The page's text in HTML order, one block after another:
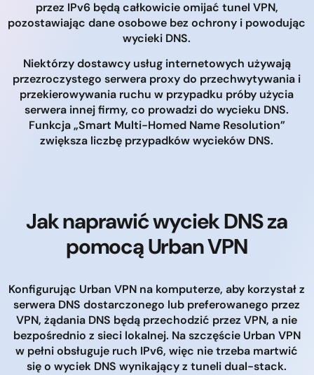
przez IPv6 będą całkowicie omijać tunel VPN,
pozostawiając dane osobowe bez ochrony i powodując
wycieki DNS.
Niektórzy dostawcy usług internetowych używają
przezroczystego serwera proxy do przechwytywania i
przekierowywania ruchu w przypadku próby użycia
serwera innej firmy, co prowadzi do wycieku DNS.
Funkcja „Smart Multi-Homed Name Resolution”
zwiększa liczbę przypadków wycieków DNS.
Jak naprawić wyciek DNS za
pomocą Urban VPN
Konfigurując Urban VPN na komputerze, aby korzystał z
serwera DNS dostarczonego lub preferowanego przez
VPN, żądania DNS będą przechodzić przez VPN, a nie
bezpośrednio z sieci lokalnej. Na szczęście Urban VPN
w pełni obsługuje ruch IPv6, więc nie trzeba martwić
się o wyciek DNS wynikający z tuneli dual-stack.